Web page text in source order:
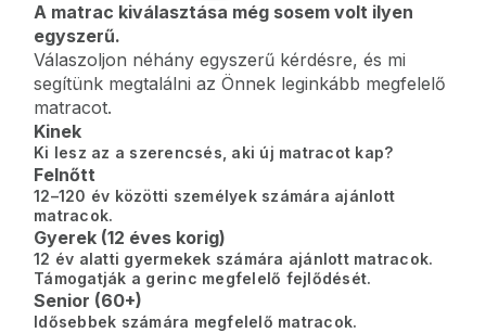
A matrac kiválasztása még sosem volt ilyen
egyszerű.
Válaszoljon néhány egyszerű kérdésre, és mi
segítünk megtalálni az Önnek leginkább megfelelő
matracot.
Kinek
Ki lesz az a szerencsés, aki új matracot kap?
Felnőtt
12–120 év közötti személyek számára ajánlott
matracok.
Gyerek (12 éves korig)
12 év alatti gyermekek számára ajánlott matracok.
Támogatják a gerinc megfelelő fejlődését.
Senior (60+)
Idősebbek számára megfelelő matracok.